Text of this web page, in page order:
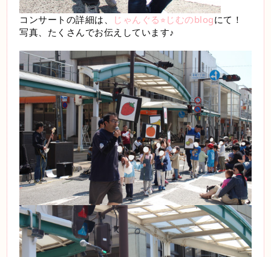
コンサートの詳細は、 じゃんぐる⭐︎じむのblogにて！
写真、たくさんでお伝えしています♪